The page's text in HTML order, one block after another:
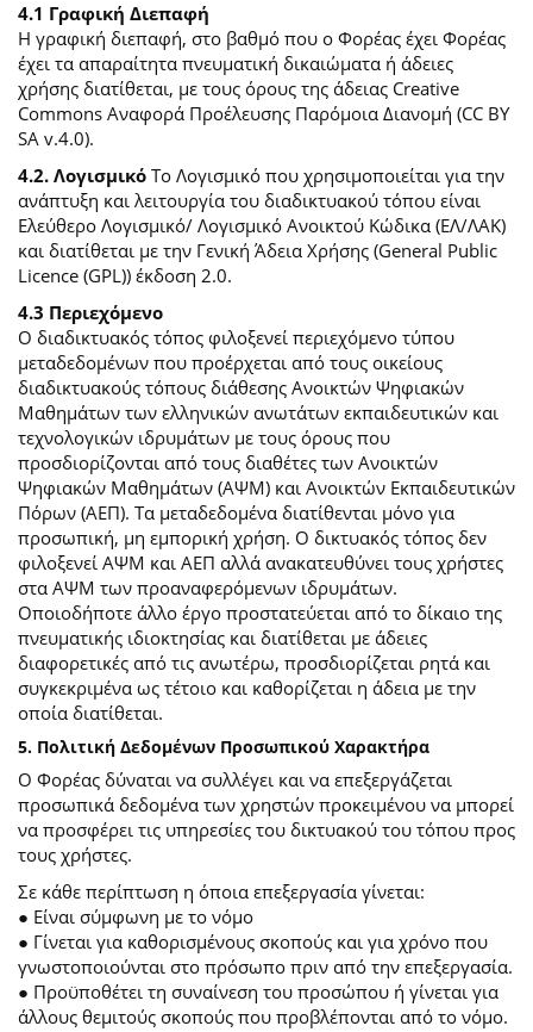
4.1 Γραφική Διεπαφή
Η γραφική διεπαφή, στο βαθμό που ο Φορέας έχει Φορέας
έχει τα απαραίτητα πνευματική δικαιώματα ή άδειες
χρήσης διατίθεται, με τους όρους της άδειας Creative
Commons Αναφορά Προέλευσης Παρόμοια Διανομή (CC BY
SA v.4.0).
4.2. ΛογισμικόΤο Λογισμικό που χρησιμοποιείται για την
ανάπτυξη και λειτουργία του διαδικτυακού τόπου είναι
Ελεύθερο Λογισμικό/ Λογισμικό Ανοικτού Κώδικα (ΕΛ/ΛΑΚ)
και διατίθεται με την Γενική Άδεια Χρήσης (General Public
Licence (GPL)) έκδοση 2.0.
4.3 Περιεχόμενο
O διαδικτυακός τόπος φιλοξενεί περιεχόμενο τύπου
μεταδεδομένων που προέρχεται από τους οικείους
διαδικτυακούς τόπους διάθεσης Ανοικτών Ψηφιακών
Μαθημάτων των ελληνικών ανωτάτων εκπαιδευτικών και
τεχνολογικών ιδρυμάτων με τους όρους που
προσδιορίζονται από τους διαθέτες των Ανοικτών
Ψηφιακών Μαθημάτων (ΑΨΜ) και Ανοικτών Εκπαιδευτικών
Πόρων (ΑΕΠ). Τα μεταδεδομένα διατίθενται μόνο για
προσωπική, μη εμπορική χρήση. Ο δικτυακός τόπος δεν
φιλοξενεί ΑΨΜ και ΑΕΠ αλλά ανακατευθύνει τους χρήστες
στα ΑΨΜ των προαναφερόμενων ιδρυμάτων.
Οποιοδήποτε άλλο έργο προστατεύεται από το δίκαιο της
πνευματικής ιδιοκτησίας και διατίθεται με άδειες
διαφορετικές από τις ανωτέρω, προσδιορίζεται ρητά και
συγκεκριμένα ως τέτοιο και καθορίζεται η άδεια με την
οποία διατίθεται.
5. Πολιτική Δεδομένων Προσωπικού Χαρακτήρα
Ο Φορέας δύναται να συλλέγει και να επεξεργάζεται
προσωπικά δεδομένα των χρηστών προκειμένου να μπορεί
να προσφέρει τις υπηρεσίες του δικτυακού του τόπου προς
τους χρήστες.
Σε κάθε περίπτωση η όποια επεξεργασία γίνεται:
● Είναι σύμφωνη με το νόμο
● Γίνεται για καθορισμένους σκοπούς και για χρόνο που
γνωστοποιούνται στο πρόσωπο πριν από την επεξεργασία.
● Προϋποθέτει τη συναίνεση του προσώπου ή γίνεται για
άλλους θεμιτούς σκοπούς που προβλέπονται από το νόμο.